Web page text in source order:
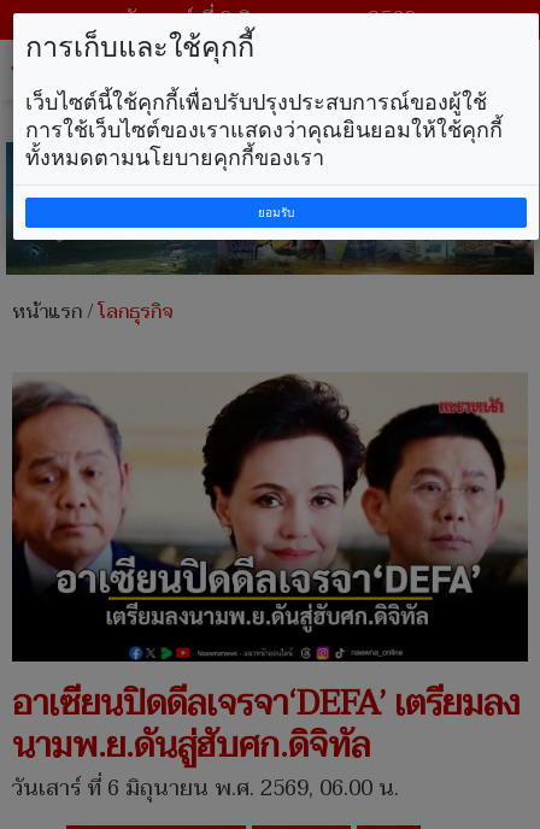
วันเสาร์ ที่ 8 สิงหาคม พ.ศ. 2569
หน้าแรก/โลกธุรกิจ
อาเซียนปิดดีลเจรจา‘DEFA’ เตรียมลง
นามพ.ย.ดันสู่ฮับศก.ดิจิทัล
วันเสาร์ ที่ 6 มิถุนายน พ.ศ. 2569, 06.00 น.
การเก็บและใช้คุกกี้
เว็บไซต์นี้ใช้คุกกี้เพื่อปรับปรุงประสบการณ์ของผู้ใช้
การใช้เว็บไซต์ของเราแสดงว่าคุณยินยอมให้ใช้คุกกี้
ทั้งหมดตามนโยบายคุกกี้ของเรา
ยอมรับ